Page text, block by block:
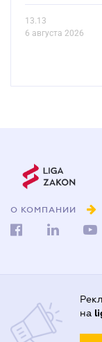
13.13
6 августа 2026
О КОМПАНИИ
на